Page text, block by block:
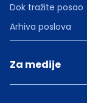
Dok tražite posao
Arhiva poslova
Za medije